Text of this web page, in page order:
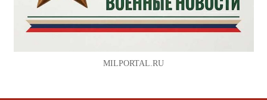
MILPORTAL.RU